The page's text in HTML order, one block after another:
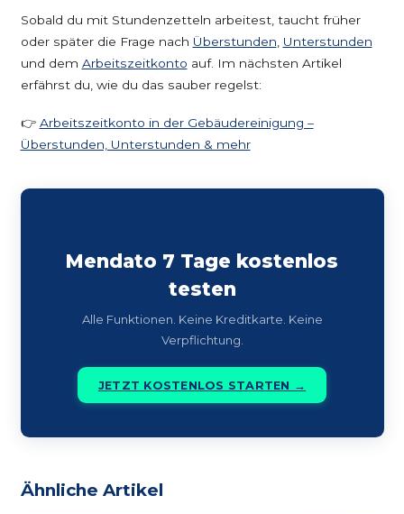
Sobald du mit Stundenzetteln arbeitest, taucht früher
oder später die Frage nach Überstunden Unterstunden
und dem Arbeitszeitkonto auf. Im nächsten Artikel
erfährst du, wie du das sauber regelst:
👉 Arbeitszeitkonto in der Gebäudereinigung –
Überstunden, Unterstunden & mehr
Mendato 7 Tage kostenlos
testen
Alle Funktionen. Keine Kreditkarte. Keine
Verpflichtung.
JETZT KOSTENLOS STARTEN →
Ähnliche Artikel